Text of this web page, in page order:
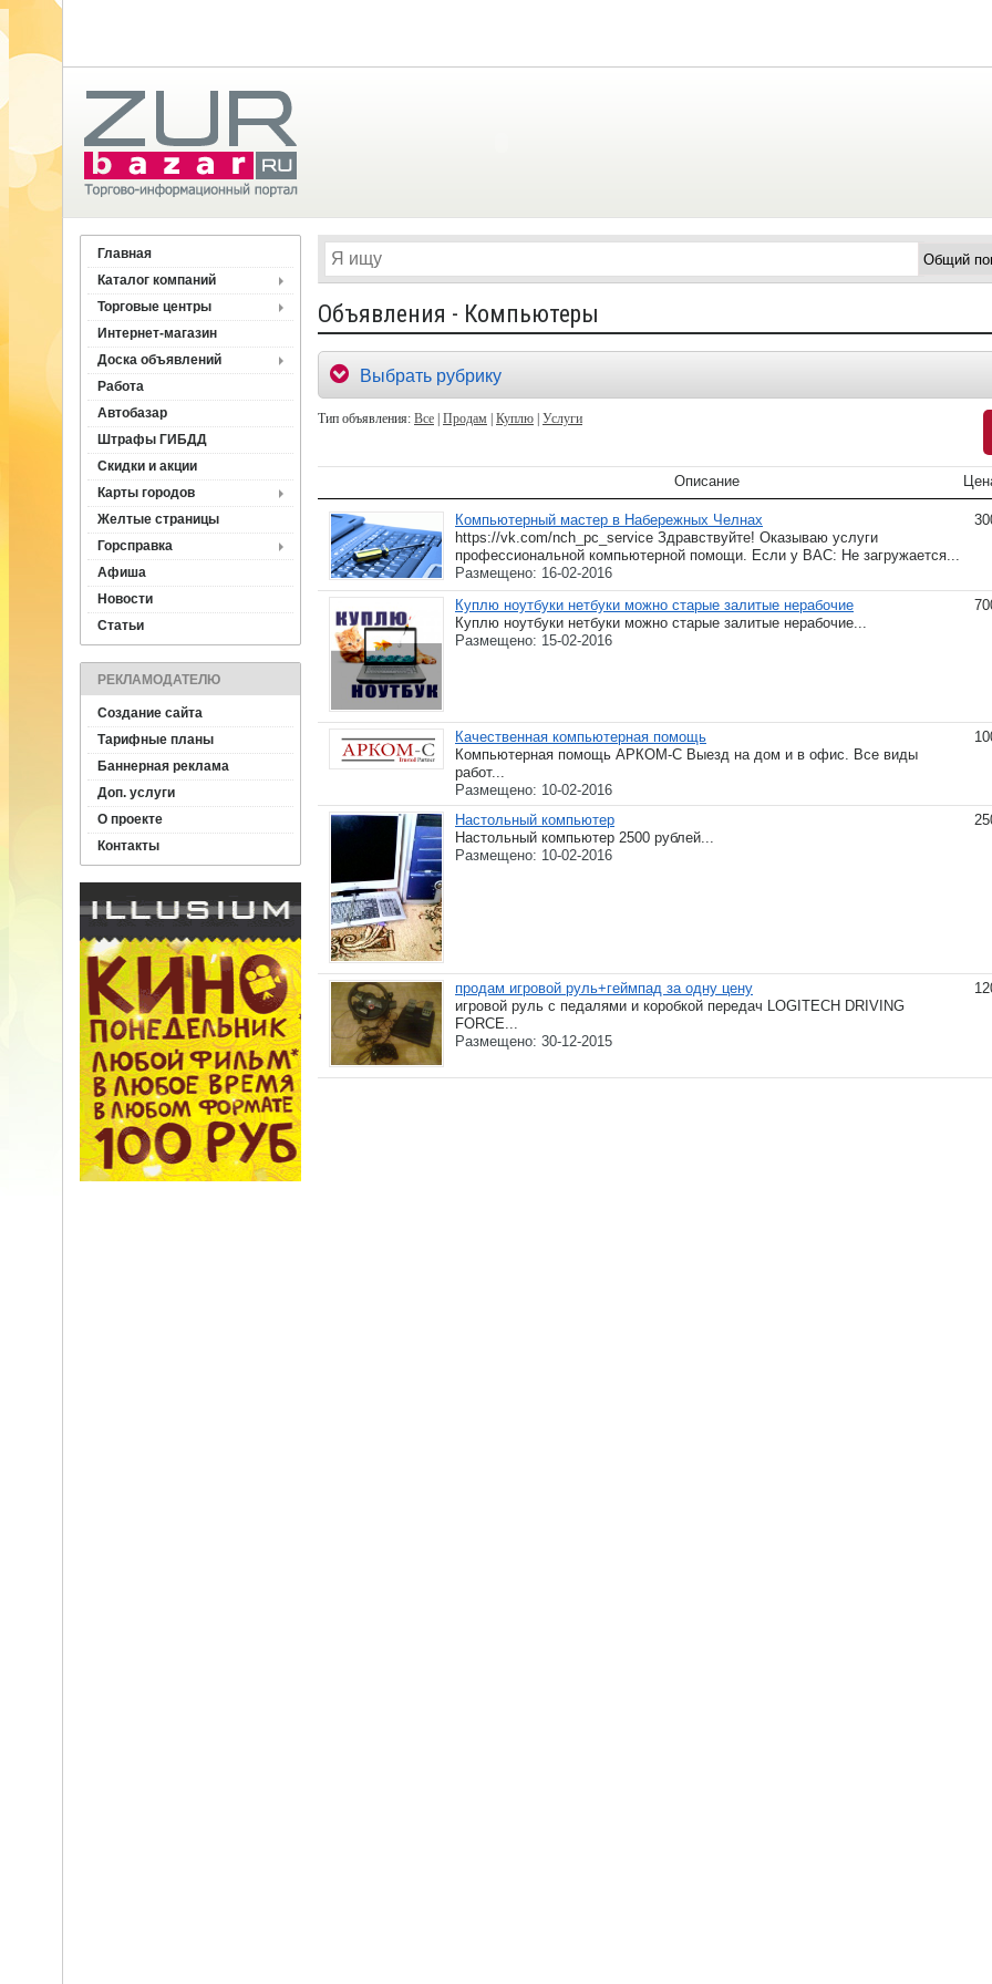
Главная
Каталог компаний
Торговые центры
Интернет-магазин
Доска объявлений
Работа
Автобазар
Штрафы ГИБДД
Скидки и акции
Карты городов
Желтые страницы
Горсправка
Афиша
Новости
Статьи
РЕКЛАМОДАТЕЛЮ
Создание сайта
Тарифные планы
Баннерная реклама
Доп. услуги
О проекте
Контакты
Объявления - Компьютеры
Выбрать рубрику
Тип объявления: Все Продам Куплю Услуги
Описание
Компьютерный мастер в Набережных Челнах
https://vk.com/nch_pc_service Здравствуйте! Оказываю услуги
профессиональной компьютерной помощи. Если у ВАС: Не загружается...
Размещено: 16-02-2016
Куплю ноутбуки нетбуки можно старые залитые нерабочие
Куплю ноутбуки нетбуки можно старые залитые нерабочие...
Размещено: 15-02-2016
Качественная компьютерная помощь
Компьютерная помощь АРКОМ-С Выезд на дом и в офис. Все виды
работ...
Размещено: 10-02-2016
Настольный компьютер
Настольный компьютер 2500 рублей...
Размещено: 10-02-2016
продам игровой руль+геймпад за одну цену
игровой руль с педалями и коробкой передач LOGITECH DRIVING
FORCE...
Размещено: 30-12-2015